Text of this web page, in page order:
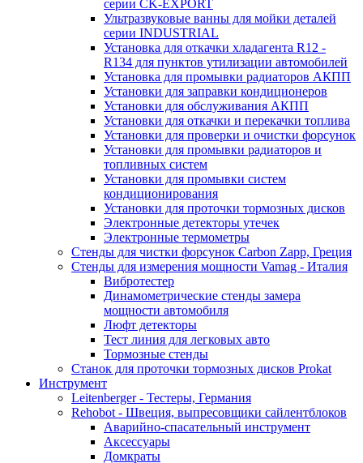
серии CK-EXPORT
Ультразвуковые ванны для мойки деталей
серии INDUSTRIAL
Установка для откачки хладагента R12 -
R134 для пунктов утилизации автомобилей
Установка для промывки радиаторов АКПП
Установки для заправки кондиционеров
Установки для обслуживания АКПП
Установки для откачки и перекачки топлива
Установки для проверки и очистки форсунок
Установки для промывки радиаторов и
топливных систем
Установки для промывки систем
кондиционирования
Установки для проточки тормозных дисков
Электронные детекторы утечек
Электронные термометры
Стенды для чистки форсунок Carbon Zapp, Греция
Стенды для измерения мощности Vamag - Италия
Вибротестер
Динамометрические стенды замера
мощности автомобиля
Люфт детекторы
Тест линия для легковых авто
Тормозные стенды
Станок для проточки тормозных дисков Prokat
Инструмент
Leitenberger - Тестеры, Германия
Rehobot - Швеция, выпресовщики сайлентблоков
Аварийно-спасательный инструмент
Аксессуары
Домкраты